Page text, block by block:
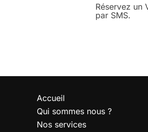
Réservez un
par SMS.
Accueil
Qui sommes nous ?
Nos services